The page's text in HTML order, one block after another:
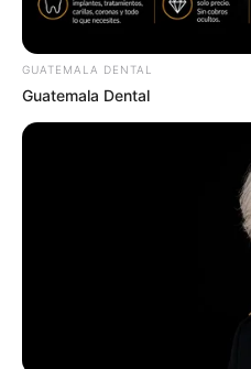
กับคนรัก ชาวกุมภ์กับเรื่องเซ็
ตามธรรมชาติ
อะไรที่ชาว ราศีกุมภ์ ต้องการ
และมีมุมมองกว้างขวาง มัก
ตัดสินใจลงไป ดังนั้นคนรักจึ
ความคิดของเขาได้ดีที่สุด ต้
คำปรึกษากับเขาได้และพร้อม
ก้าวไปสู่สิ่งที่ดียิ่งขึ้นไป นอกจ
เอาเสียเลย เพราะฉะนั้นคุณ
มากๆ และคุณต้องเป็นคนรัก
GUATEMALA DENTAL
Guatemala Dental